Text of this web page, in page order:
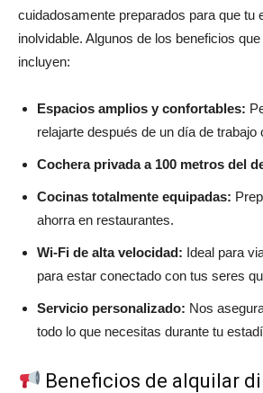
cuidadosamente preparados para que tu
inolvidable. Algunos de los beneficios
incluyen:
Espacios amplios y confortables:
relajarte después de un día de trabajo
Cochera privada a 100 metros del
Cocinas totalmente equipadas:
ahorra en restaurantes.
Wi-Fi de alta velocidad: Ideal para
para estar conectado con tus seres
Servicio personalizado: Nos
todo lo que necesitas durante tu
Beneficios de alquilar